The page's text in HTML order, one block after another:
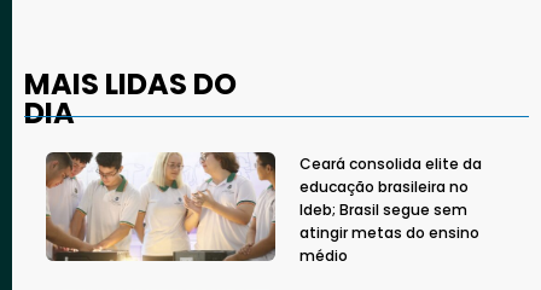
MAIS LIDAS DO
DIA
Ceará consolida elite da
educação brasileira no
Ideb; Brasil segue sem
atingir metas do ensino
médio